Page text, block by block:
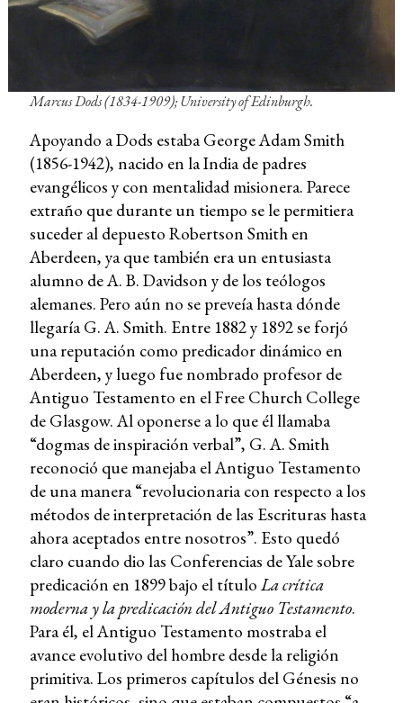
Marcus Dods (1834-1909); University of Edinburgh.
Apoyando a Dods estaba George Adam Smith
(1856-1942), nacido en la India de padres
evangélicos y con mentalidad misionera. Parece
extraño que durante un tiempo se le permitiera
suceder al depuesto Robertson Smith en
Aberdeen, ya que también era un entusiasta
alumno de A. B. Davidson y de los teólogos
alemanes. Pero aún no se preveía hasta dónde
llegaría G. A. Smith. Entre 1882 y 1892 se forjó
una reputación como predicador dinámico en
Aberdeen, y luego fue nombrado profesor de
Antiguo Testamento en el Free Church College
de Glasgow. Al oponerse a lo que él llamaba
“dogmas de inspiración verbal”, G. A. Smith
reconoció que manejaba el Antiguo Testamento
de una manera “revolucionaria con respecto a los
métodos de interpretación de las Escrituras hasta
ahora aceptados entre nosotros”. Esto quedó
claro cuando dio las Conferencias de Yale sobre
predicación en 1899 bajo el títuloLa crítica
moderna y la predicación del Antiguo Testamento.
Para él, el Antiguo Testamento mostraba el
avance evolutivo del hombre desde la religión
primitiva. Los primeros capítulos del Génesis no